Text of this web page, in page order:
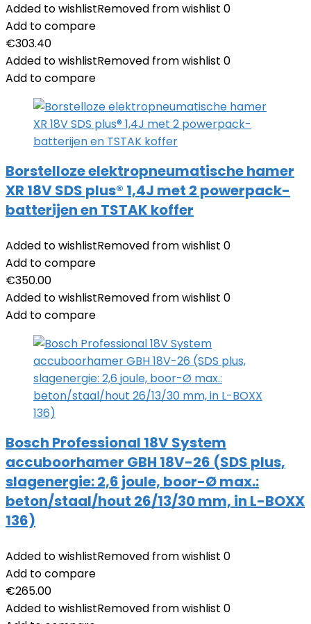
Added to wishlistRemoved from wishlist 0
Add to compare
€303.40
Added to wishlistRemoved from wishlist 0
Add to compare
Borstelloze elektropneumatische hamer
XR 18V SDS plus® 1,4J met 2 powerpack-
batterijen en TSTAK koffer
Added to wishlistRemoved from wishlist 0
Add to compare
€350.00
Added to wishlistRemoved from wishlist 0
Add to compare
Bosch Professional 18V System
accuboorhamer GBH 18V-26 (SDS plus,
slagenergie: 2,6 joule, boor-Ø max.:
beton/staal/hout 26/13/30 mm, in L-BOXX
136)
Added to wishlistRemoved from wishlist 0
Add to compare
€265.00
Added to wishlistRemoved from wishlist 0